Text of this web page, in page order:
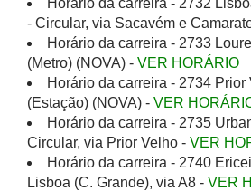
Horário da carreira - 2732
- Circular, via Sacavém e
Horário da carreira - 2733
(Metro) (NOVA) - VER HORÁRIO
Horário da carreira - 2734 Prior
(Estação) (NOVA) - VER
Horário da carreira - 2735
Circular, via Prior Velho - VER
Horário da carreira - 2740
Lisboa (C. Grande), via A8 - VER